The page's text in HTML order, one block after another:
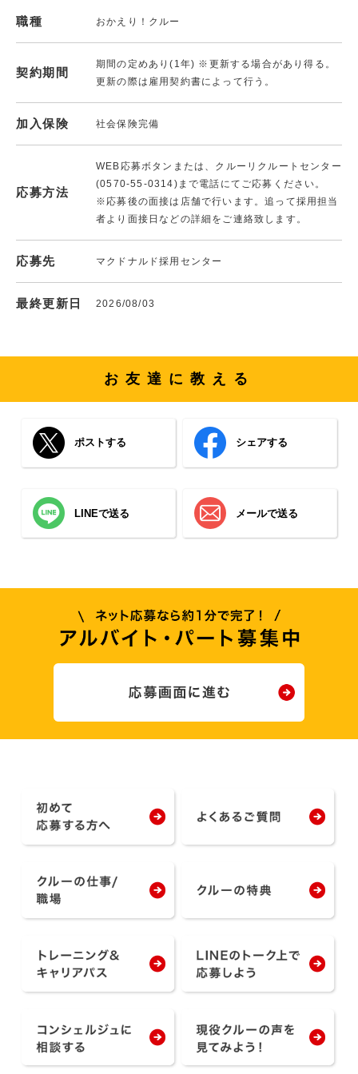
職種 おかえり！クルー
契約期間
期間の定めあり(1年) ※更新する場合があり得る。
更新の際は雇用契約書によって行う。
加入保険 社会保険完備
応募方法
WEB応募ボタンまたは、クルーリクルートセンター
(0570-55-0314)まで電話にてご応募ください。
※応募後の面接は店舗で行います。追って採用担当
者より面接日などの詳細をご連絡致します。
応募先 マクドナルド採用センター
最終更新日 2026/08/03
お友達に教える
ポストする シェアする
LINEで送る メールで送る